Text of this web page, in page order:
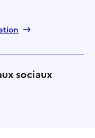
sociaux